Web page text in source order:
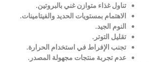
تناول غذاء متوازن غني بالبروتين.
الاهتمام بمستويات الحديد والفيتامينات.
النوم الجيد.
تقليل التوتر .
تجنب الإفراط في استخدام الحرارة.
عدم تجربة منتجات مجهولة المصدر .